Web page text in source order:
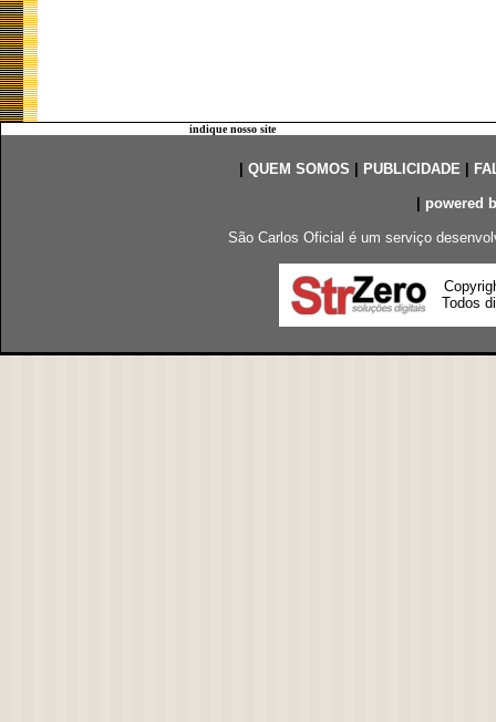
indique nosso site
QUEM SOMOS PUBLICIDADE|
powered
São Carlos Oficial é um serviço
Todos